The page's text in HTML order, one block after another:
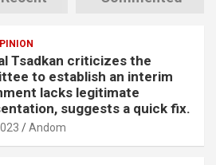
Tsadkan criticizes the
to establish an interim
lacks legitimate
suggests a quick fix.
Andom